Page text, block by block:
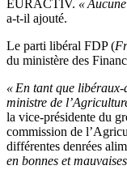
EURACTIV. «
a-t-il ajouté.
Le parti libéral FDP (
du ministère des
« En tant que
ministre de
la vice-présidente du
commission de
différentes denrées
en bonnes et